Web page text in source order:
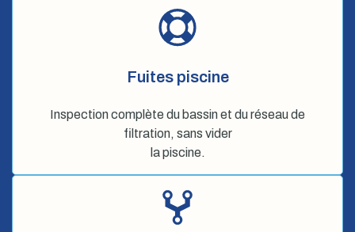
Fuites piscine
Inspection complète du bassin et du réseau de
filtration, sans vider
la piscine.